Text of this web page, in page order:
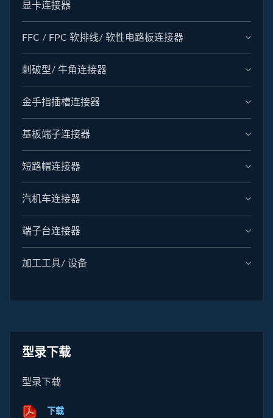
显卡连接器
FFC / FPC 软排线/ 软性电路板连接器
刺破型/ 牛角连接器
金手指插槽连接器
基板端子连接器
短路帽连接器
汽机车连接器
端子台连接器
加工工具/ 设备
型录下载
型录下载
下载